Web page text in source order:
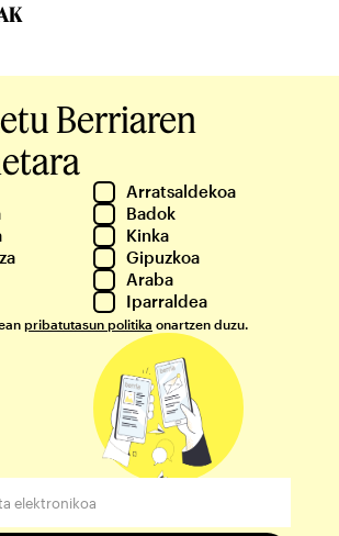
Berriaren
Arratsaldekoa
Badok
Kinka
Gipuzkoa
Araba
Iparraldea
pribatutasun politika onartzen duzu.